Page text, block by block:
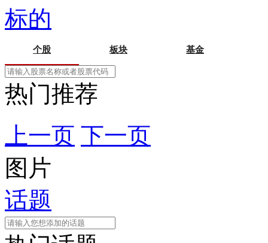
标的
个股 板块 基金
热门推荐
上一页 下一页
图片
话题